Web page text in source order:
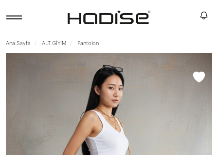
Ana Sayfa ALT GİYİM Pantolon